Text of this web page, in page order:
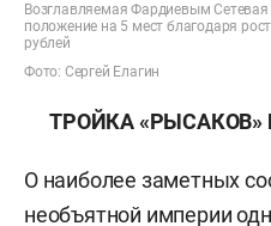
Возглавляемая Фардиевым
положение на 5 мест благодаря
рублей
Фото: Сергей Елагин
ТРОЙКА
О наиболее заметных
необъятной империи